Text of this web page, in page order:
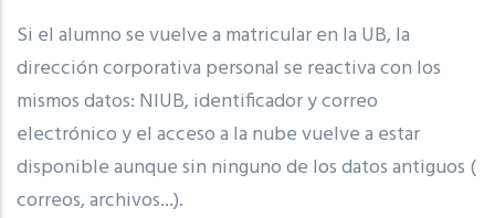
Si el alumno se vuelve a matricular en la UB, la
dirección corporativa personal se reactiva con los
mismos datos: NIUB, identificador y correo
electrónico y el acceso a la nube vuelve a estar
disponible aunque sin ninguno de los datos antiguos (
correos, archivos...).